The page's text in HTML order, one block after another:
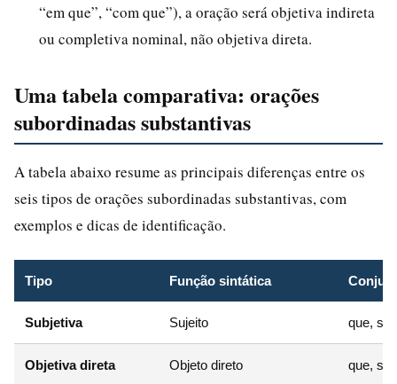
“em que”, “com que”), a oração será objetiva indireta
ou completiva nominal, não objetiva direta.
Uma tabela comparativa: orações
subordinadas substantivas
A tabela abaixo resume as principais diferenças entre os
seis tipos de orações subordinadas substantivas, com
exemplos e dicas de identificação.
Tipo Função sintática
Subjetiva Sujeito que, se
Objetiva direta Objeto direto que,